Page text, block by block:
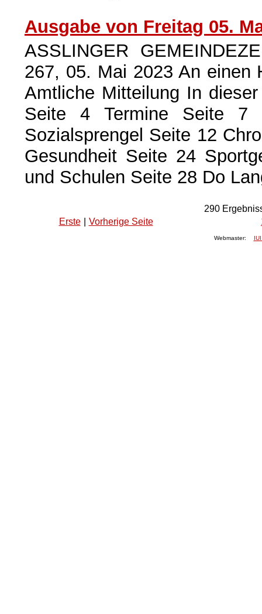
Ausgabe von Freitag 05.
ASSLINGER
267, 05. Mai 2023 An einen
Amtliche Mitteilung In
Seite 4 Termine Seite 7
Sozialsprengel Seite 12
Gesundheit Seite 24
und Schulen Seite 28 Do
290
Erste
Vorherige Seite
Webmaster: